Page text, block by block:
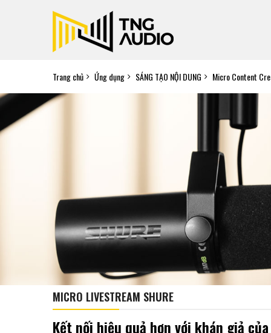
Trang chủ Ứng dụng SÁNG TẠO NỘI DUNG Micro Content
MICRO LIVESTREAM SHURE
Kết nối hiệu quả hơn với khán giả